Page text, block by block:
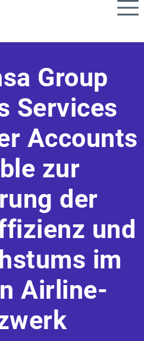
Group
Services
Accounts
zur
der
und
im
Airline-